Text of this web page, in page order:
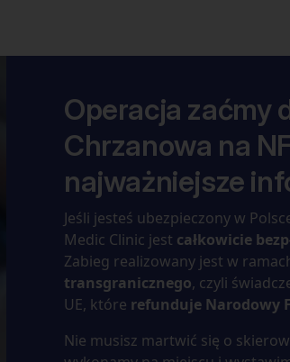
Operacja zaćmy
Chrzanowa na
najważniejsze
Jeśli jesteś ubezpieczony w
Medic Clinic jest całkowicie
Zabieg realizowany jest w
transgranicznego, czyli
UE, które refunduje Narodowy
Nie musisz martwić się o